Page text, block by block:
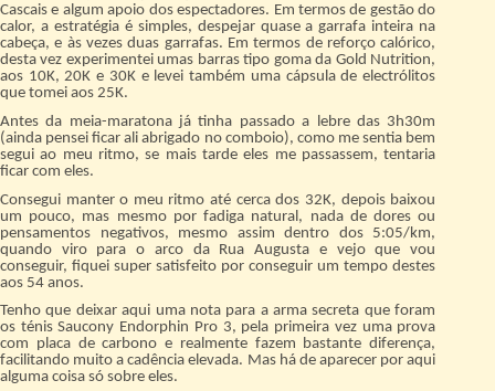
Cascais e algum apoio dos espectadores. Em termos de gestão do
calor, a estratégia é simples, despejar quase a garrafa inteira na
cabeça, e às vezes duas garrafas. Em termos de reforço calórico,
desta vez experimentei umas barras tipo goma da Gold Nutrition,
aos 10K, 20K e 30K e levei também uma cápsula de electrólitos
que tomei aos 25K.
Antes da meia-maratona já tinha passado a lebre das 3h30m
(ainda pensei ficar ali abrigado no comboio), como me sentia bem
segui ao meu ritmo, se mais tarde eles me passassem, tentaria
ficar com eles.
Consegui manter o meu ritmo até cerca dos 32K, depois baixou
um pouco, mas mesmo por fadiga natural, nada de dores ou
pensamentos negativos, mesmo assim dentro dos 5:05/km,
quando viro para o arco da Rua Augusta e vejo que vou
conseguir, fiquei super satisfeito por conseguir um tempo destes
aos 54 anos.
Tenho que deixar aqui uma nota para a arma secreta que foram
os ténis Saucony Endorphin Pro 3, pela primeira vez uma prova
com placa de carbono e realmente fazem bastante diferença,
facilitando muito a cadência elevada. Mas há de aparecer por aqui
alguma coisa só sobre eles.